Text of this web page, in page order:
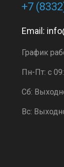
+7
Email:
График
Пн-Пт: с
Сб:
Вс: